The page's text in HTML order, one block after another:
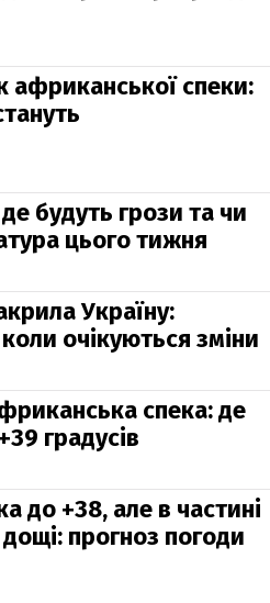
африканської спеки:
будуть грози та чи
цього тижня
Україну:
очікуються зміни
спека: де
градусів
до +38, але в частині
прогноз погоди